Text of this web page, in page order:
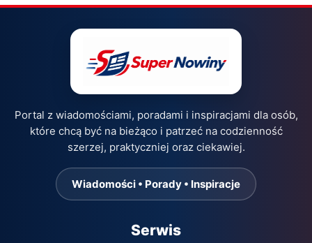
Portal z wiadomościami, poradami i inspiracjami dla osób,
które chcą być na bieżąco i patrzeć na codzienność
szerzej, praktyczniej oraz ciekawiej.
Wiadomości • Porady • Inspiracje
Serwis